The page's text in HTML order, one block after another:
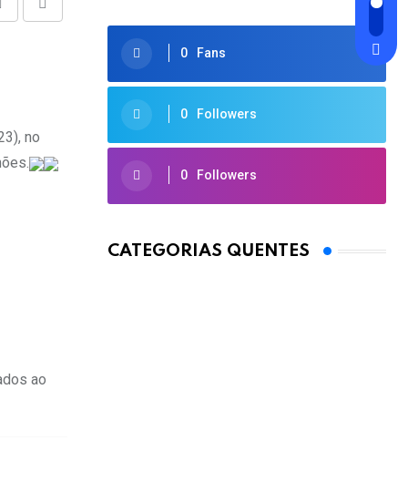
no
ao
0 Fans
0 Followers
0 Followers
CATEGORIAS QUENTES